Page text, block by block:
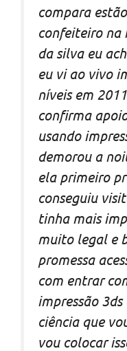
compara
confeiteiro na
da silva eu
eu vi ao vivo
níveis em
confirma
usando
demorou a
ela primeiro
conseguiu
tinha mais
muito legal e
promessa
com entrar
impressão
ciência que
vou colocar